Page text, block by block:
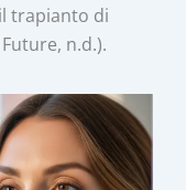
trapianto di
n.d.).